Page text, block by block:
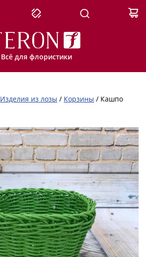
Всё для флористики
Изделия из лозы / Корзины / Кашпо